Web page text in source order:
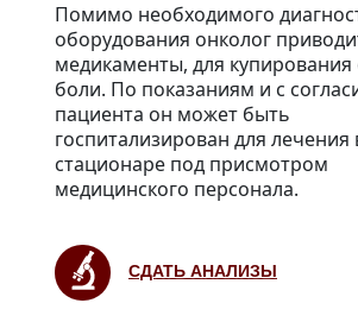
Помимо необходимого
оборудования онколог
медикаменты, для купирования
боли. По показаниям и с
пациента он может быть
госпитализирован для лечения
стационаре под присмотром
медицинского персонала.
СДАТЬ АНАЛИЗЫ